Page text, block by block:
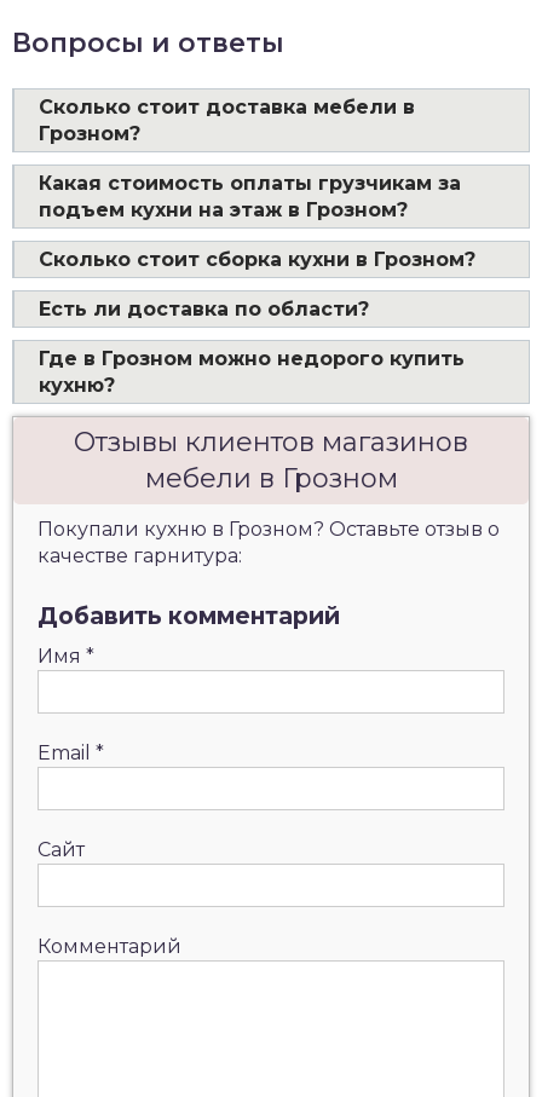
Вопросы и ответы
Сколько стоит доставка мебели в
Грозном?
Какая стоимость оплаты грузчикам за
подъем кухни на этаж в Грозном?
Сколько стоит сборка кухни в Грозном?
Есть ли доставка по области?
Где в Грозном можно недорого купить
кухню?
Отзывы клиентов магазинов
мебели в Грозном
Покупали кухню в Грозном? Оставьте отзыв о
качестве гарнитура:
Добавить комментарий
Имя *
Email *
Сайт
Комментарий